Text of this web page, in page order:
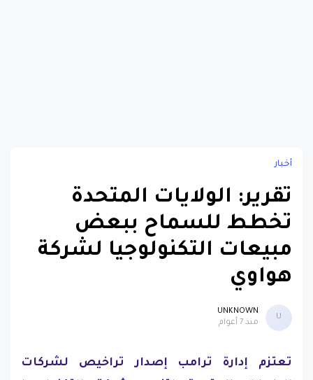
أخبار
تقرير: الولايات المتحدة
تخطط للسماح ببعض
مبيعات التكنولوجيا لشركة
هواوي
U
UNKNOWN
منذ 7 أعوام
تعتزم إدارة ترامب إصدار تراخيص لشركات